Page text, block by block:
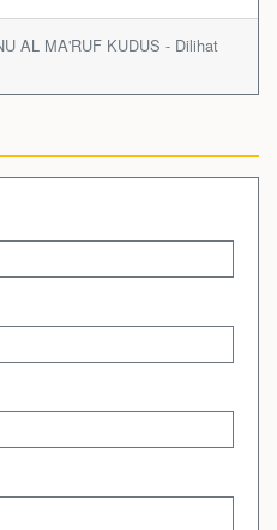
AL MA'RUF KUDUS - Dilihat